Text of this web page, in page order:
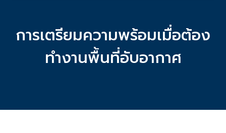
การเตรียมความพร้อมเมื่อต้อง
ทำงานพื้นที่อับอากาศ